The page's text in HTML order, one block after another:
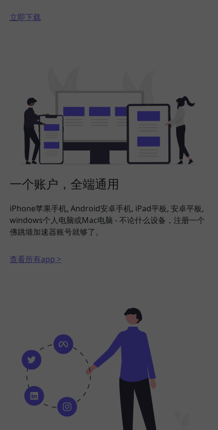
立即下载
一个账户，全端通用
iPhone苹果手机, Android安卓手机, iPad平板, 安卓平板,
windows个人电脑或Mac电脑 - 不论什么设备，注册一个
佛跳墙加速器账号就够了。
查看所有app >